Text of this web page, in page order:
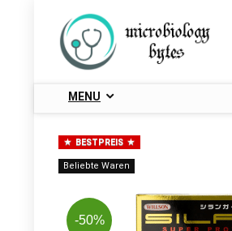
MENU
BESTPREIS
Beliebte Waren
-50%